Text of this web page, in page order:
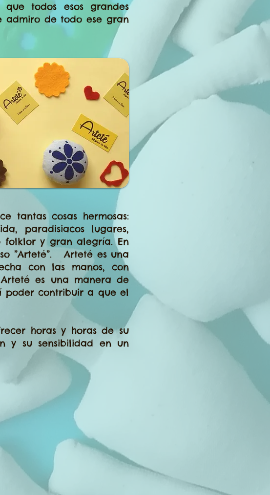
todos esos grandes
admiro de todo ese gran
tantas cosas hermosas:
paradisiacos lugares,
folklor y gran alegría. En
”Arteté”. Arteté es una
con las manos, con
es una manera de
poder contribuir a que el
horas y horas de su
y su sensibilidad en un